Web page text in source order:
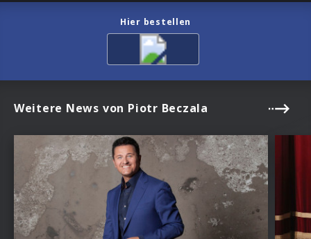
Hier bestellen
Weitere News von Piotr Beczala